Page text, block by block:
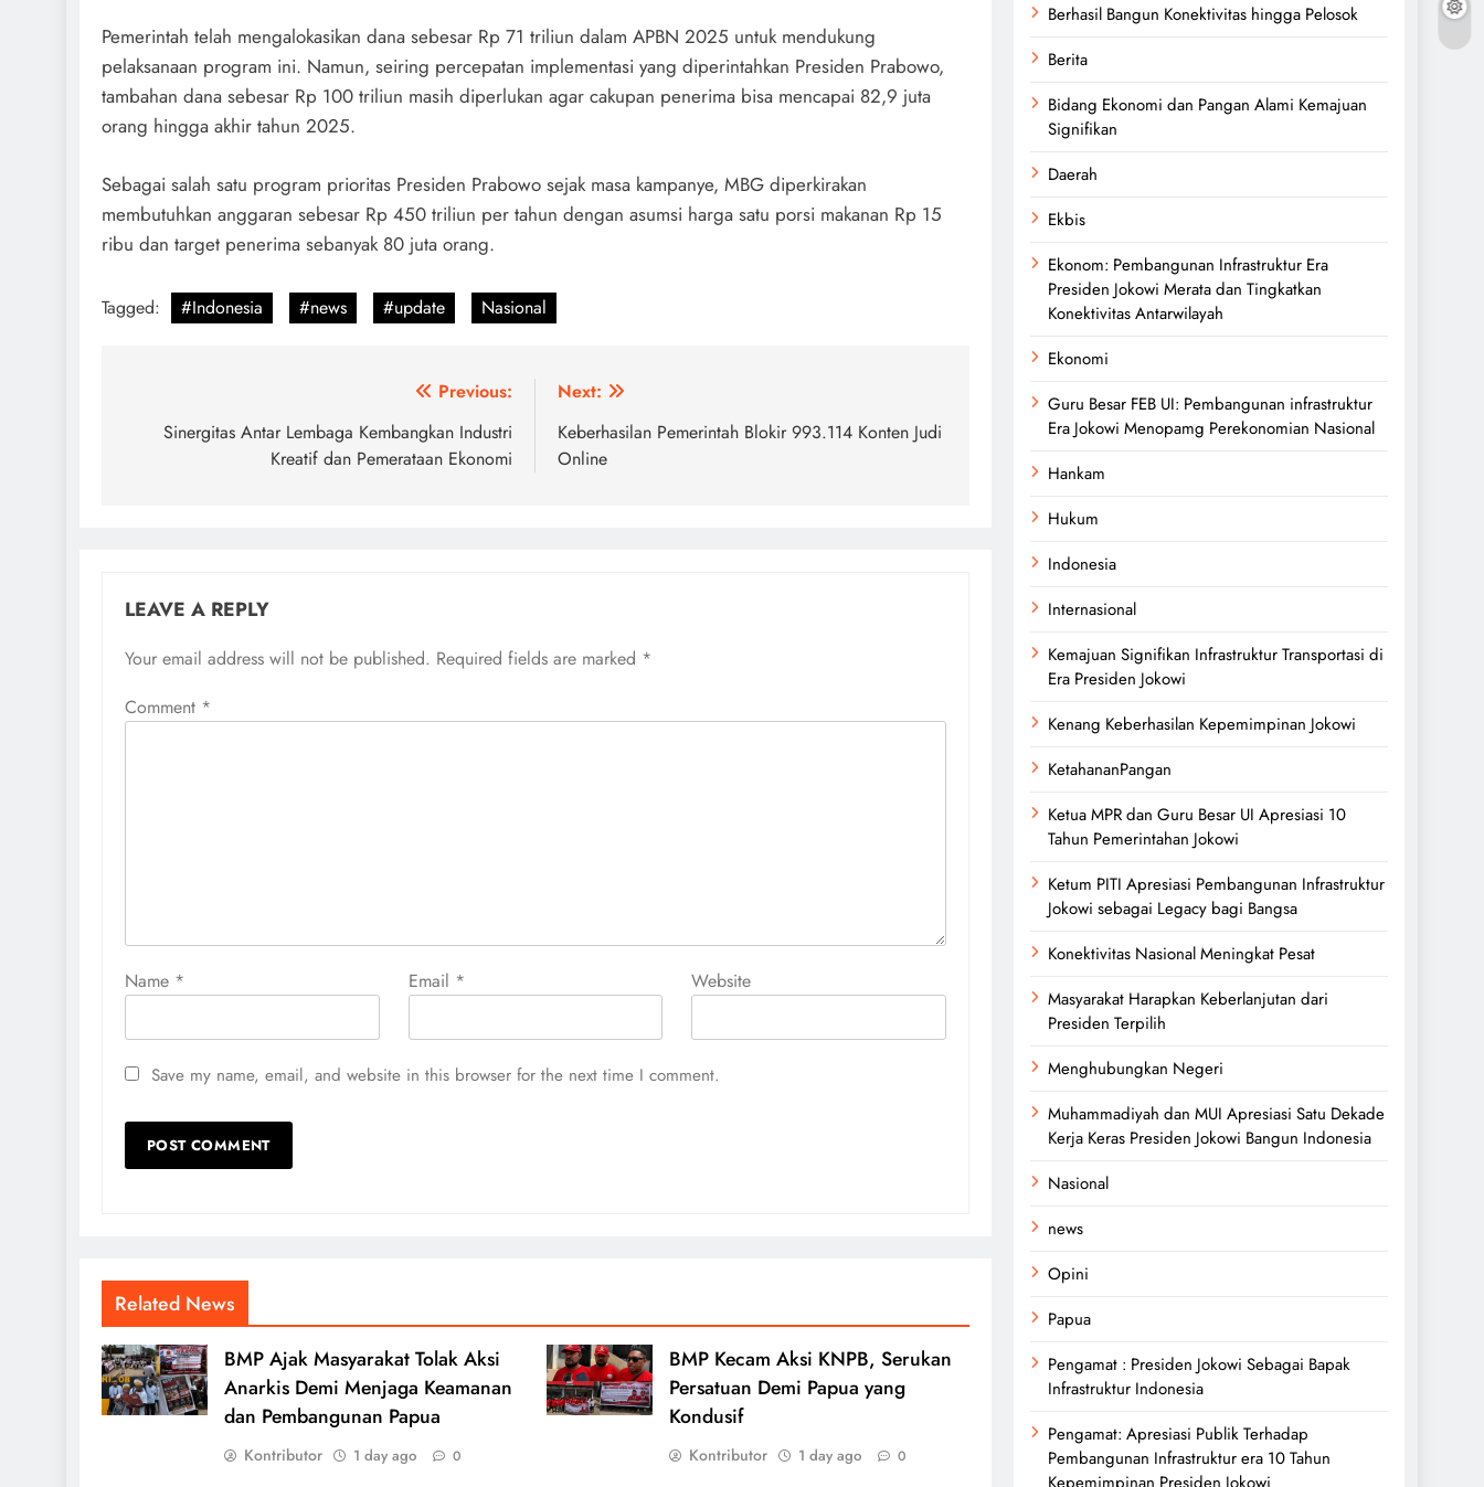
Pemerintah telah mengalokasikan dana sebesar Rp 71 triliun dalam APBN 2025 untuk mendukung
pelaksanaan program ini. Namun, seiring percepatan implementasi yang diperintahkan Presiden Prabowo,
tambahan dana sebesar Rp 100 triliun masih diperlukan agar cakupan penerima bisa mencapai 82,9 juta
orang hingga akhir tahun 2025.
Sebagai salah satu program prioritas Presiden Prabowo sejak masa kampanye, MBG diperkirakan
membutuhkan anggaran sebesar Rp 450 triliun per tahun dengan asumsi harga satu porsi makanan Rp 15
ribu dan target penerima sebanyak 80 juta orang.
Tagged: #Indonesia #news #update Nasional
navigation
Previous:
Sinergitas Antar Lembaga Kembangkan Industri
Kreatif dan Pemerataan Ekonomi
Next:
Keberhasilan Pemerintah Blokir 993.114 Konten Judi
Online
LEAVE A REPLY
Your email address will not be published. Required fields are marked *
Comment *
Name * Email * Website
Save my name, email, and website in this browser for the next time I comment.
Related News
BMP Ajak Masyarakat Tolak Aksi
Anarkis Demi Menjaga Keamanan
dan Pembangunan Papua
Kontributor 1 day ago 0
BMP Kecam Aksi KNPB, Serukan
Persatuan Demi Papua yang
Kondusif
Kontributor 1 day ago 0
Berhasil Bangun Konektivitas hingga Pelosok
Berita
Bidang Ekonomi dan Pangan Alami Kemajuan
Signifikan
Daerah
Ekbis
Ekonom: Pembangunan Infrastruktur Era
Presiden Jokowi Merata dan Tingkatkan
Konektivitas Antarwilayah
Ekonomi
Guru Besar FEB UI: Pembangunan infrastruktur
Era Jokowi Menopamg Perekonomian Nasional
Hankam
Hukum
Indonesia
Internasional
Kemajuan Signifikan Infrastruktur Transportasi di
Era Presiden Jokowi
Kenang Keberhasilan Kepemimpinan Jokowi
KetahananPangan
Ketua MPR dan Guru Besar UI Apresiasi 10
Tahun Pemerintahan Jokowi
Ketum PITI Apresiasi Pembangunan Infrastruktur
Jokowi sebagai Legacy bagi Bangsa
Konektivitas Nasional Meningkat Pesat
Masyarakat Harapkan Keberlanjutan dari
Presiden Terpilih
Menghubungkan Negeri
Muhammadiyah dan MUI Apresiasi Satu Dekade
Kerja Keras Presiden Jokowi Bangun Indonesia
Nasional
news
Opini
Papua
Pengamat : Presiden Jokowi Sebagai Bapak
Infrastruktur Indonesia
Pengamat: Apresiasi Publik Terhadap
Pembangunan Infrastruktur era 10 Tahun